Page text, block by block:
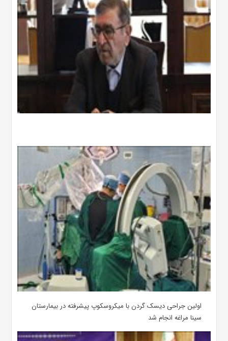
اولین جراحی دیسک گردن با میکروسکوپ پیشرفته در بیمارستان
سینا مراغه انجام شد